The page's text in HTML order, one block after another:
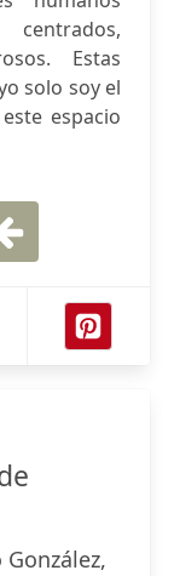
Estas
solo soy el
espacio